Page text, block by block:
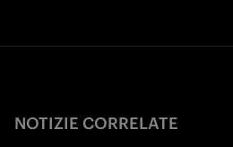
NOTIZIE CORRELATE